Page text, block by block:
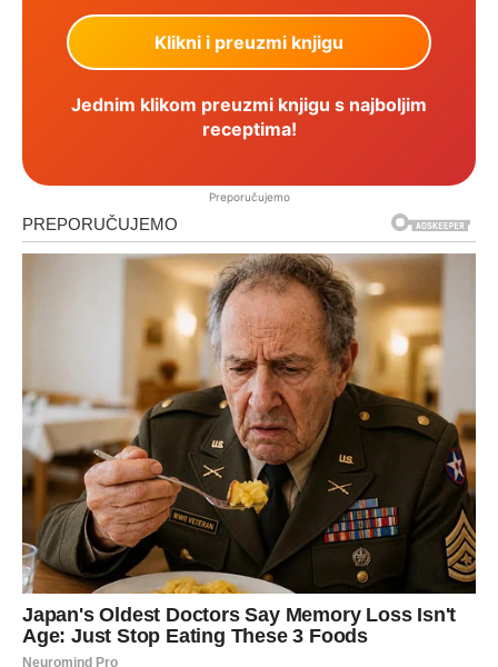
Jednim klikom preuzmi knjigu s najboljim
receptima!
Preporučujemo